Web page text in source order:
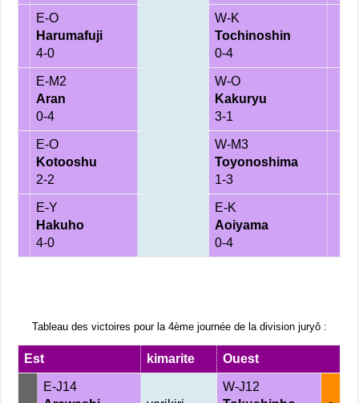
E-O
Harumafuji
4-0
W-K
Tochinoshin
0-4
E-M2
Aran
0-4
W-O
Kakuryu
3-1
E-O
Kotooshu
2-2
W-M3
Toyonoshima
1-3
E-Y
Hakuho
4-0
E-K
Aoiyama
0-4
Tableau des victoires pour la 4ème journée de la division juryô :
Est kimarite Ouest
E-J14
W-J12